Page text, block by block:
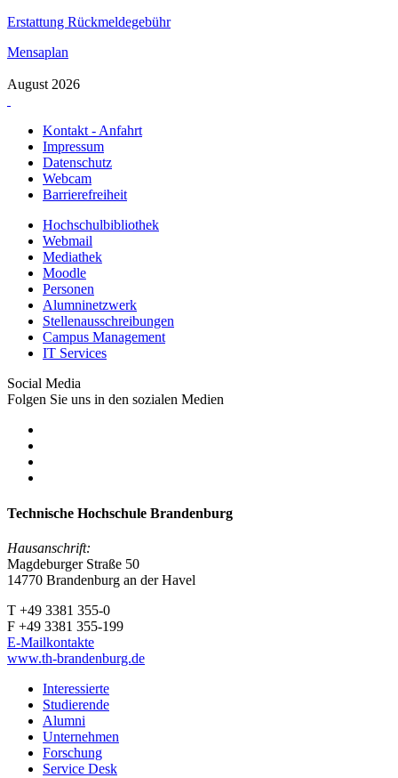
Erstattung Rückmeldegebühr
Mensaplan
August 2026
Kontakt - Anfahrt
Impressum
Datenschutz
Webcam
Barrierefreiheit
Hochschulbibliothek
Webmail
Mediathek
Moodle
Personen
Alumninetzwerk
Stellenausschreibungen
Campus Management
IT Services
Social Media
Folgen Sie uns in den sozialen Medien
Technische Hochschule Brandenburg
Hausanschrift:
Magdeburger Straße 50
14770 Brandenburg an der Havel
T +49 3381 355-0
F +49 3381 355-199
E-Mailkontakte
www.th-brandenburg.de
Interessierte
Studierende
Alumni
Unternehmen
Forschung
Service Desk